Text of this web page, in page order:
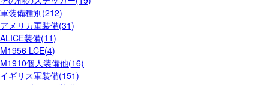
軍装備種別(212)
アメリカ軍装備(31)
ALICE装備(11)
M1956 LCE(4)
M1910個人装備他(16)
イギリス軍装備(151)